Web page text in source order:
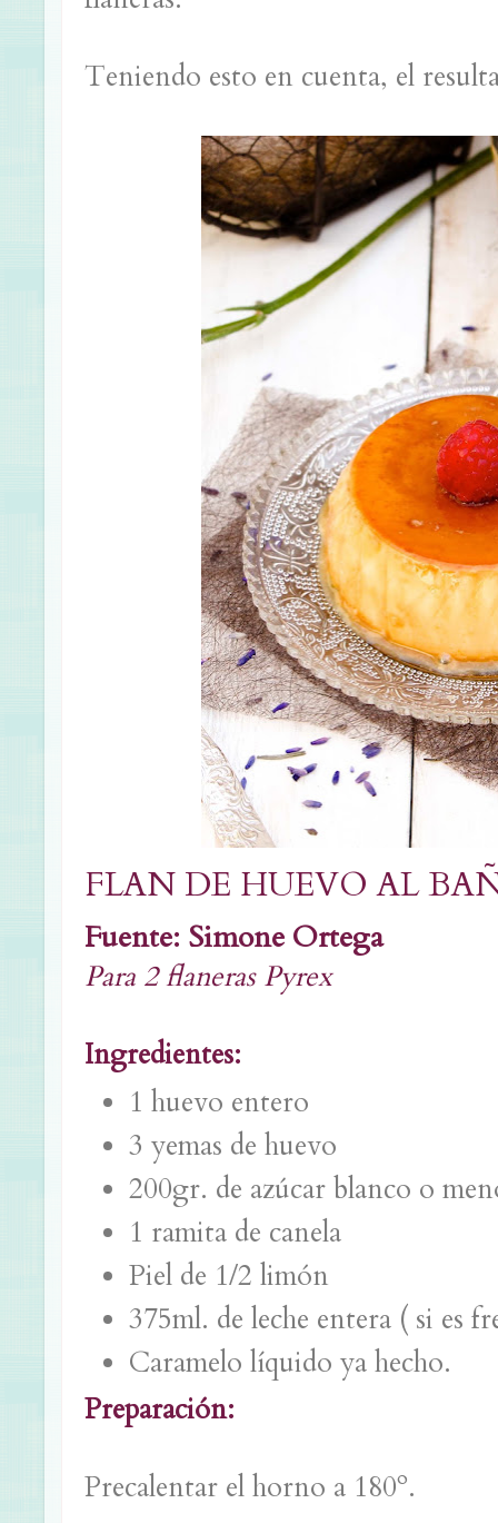
Teniendo esto en cuenta, el
FLAN DE HUEVO AL
Fuente: Simone Ortega
Para 2 flaneras Pyrex
Ingredientes:
1 huevo entero
3 yemas de huevo
200gr. de azúcar blanco o
1 ramita de canela
Piel de 1/2 limón
375ml. de leche entera ( si es
Caramelo líquido ya hecho.
Preparación:
Precalentar el horno a 180º.